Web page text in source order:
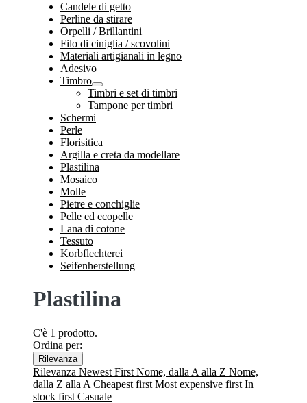
Candele di getto
Perline da stirare
Orpelli / Brillantini
Filo di ciniglia / scovolini
Materiali artigianali in legno
Adesivo
Timbro
Timbri e set di timbri
Tampone per timbri
Schermi
Perle
Florisitica
Argilla e creta da modellare
Plastilina
Mosaico
Molle
Pietre e conchiglie
Pelle ed ecopelle
Lana di cotone
Tessuto
Korbflechterei
Seifenherstellung
Plastilina
C'è 1 prodotto.
Ordina per:
Rilevanza
Rilevanza Newest First Nome, dalla A alla Z Nome,
dalla Z alla A Cheapest first Most expensive first In
stock first Casuale